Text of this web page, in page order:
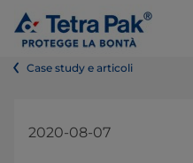
Case study e articoli
2020-08-07